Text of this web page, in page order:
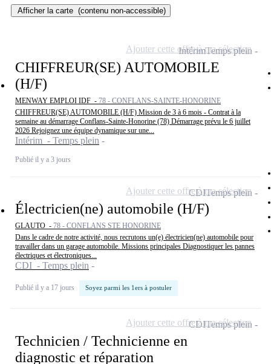
Afficher la carte (contenu non-accessible)
CHIFFREUR(SE) AUTOMOBILE
(H/F)
MENWAY EMPLOI IDF - 78 - CONFLANS-SAINTE-HONORINE
CHIFFREUR(SE) AUTOMOBILE (H/F) Mission de 3 à 6 mois - Contrat à la
semaine au démarrage Conflans-Sainte-Honorine (78) Démarrage prévu le 6 juillet
2026 Rejoignez une équipe dynamique sur une...
Intérim - Temps plein
Publié il y a 3 jours
IntérimTemps plein
Ajouter cette offre à ma sélection
Électricien(ne) automobile (H/F)
GLAUTO - 78 - CONFLANS STE HONORINE
Dans le cadre de notre activité, nous recrutons un(e) électricien(ne) automobile pour
travailler dans un garage automobile. Missions principales Diagnostiquer les pannes
électriques et électroniques...
CDI - Temps plein
Publié il y a 17 jours Soyez parmi les 1ers à postuler
CDITemps plein
Ajouter cette offre à ma sélection
Technicien / Technicienne en
diagnostic et réparation
CDITemps plein
Ajouter cette offre à ma sélection